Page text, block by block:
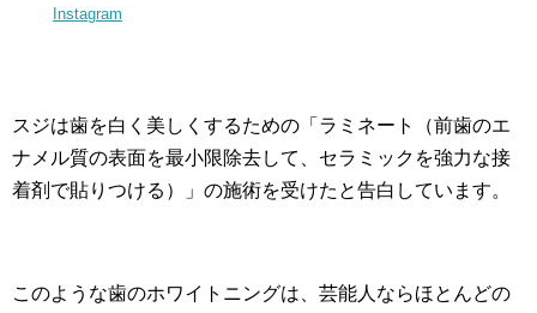
Instagram
スジは歯を白く美しくするための「ラミネート（前歯のエ
ナメル質の表面を最小限除去して、セラミックを強力な接
着剤で貼りつける）」の施術を受けたと告白しています。
このような歯のホワイトニングは、芸能人ならほとんどの